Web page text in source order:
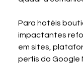
Para hotéis
impactantes
em sites,
perfis do Google